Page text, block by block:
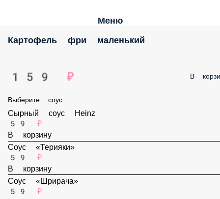
Меню
Картофель фри маленький
159 ₽ В
Выберите соус
Сырный соус Heinz
59 ₽
В корзину
Соус «Терияки»
59 ₽
В корзину